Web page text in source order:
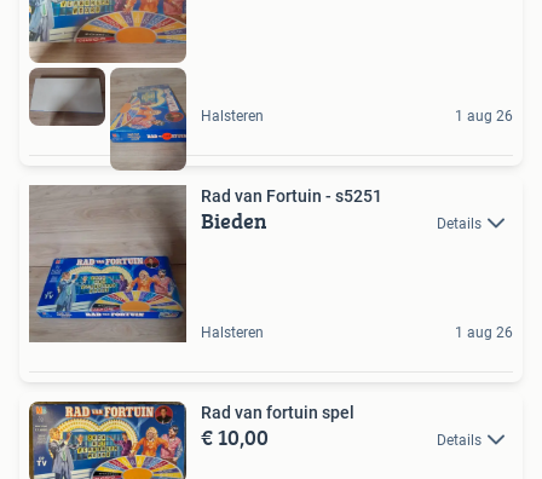
Halsteren 1 aug 26
Rad van Fortuin - s5251
Bieden Details
Halsteren 1 aug 26
Rad van fortuin spel
€ 10,00 Details